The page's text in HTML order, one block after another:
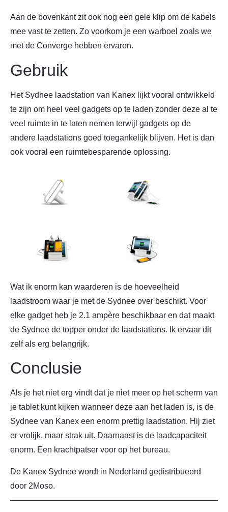
Aan de bovenkant zit ook nog een gele klip om de kabels
mee vast te zetten. Zo voorkom je een warboel zoals we
met de Converge hebben ervaren.
Gebruik
Het Sydnee laadstation van Kanex lijkt vooral ontwikkeld
te zijn om heel veel gadgets op te laden zonder deze al te
veel ruimte in te laten nemen terwijl gadgets op de
andere laadstations goed toegankelijk blijven. Het is dan
ook vooral een ruimtebesparende oplossing.
Wat ik enorm kan waarderen is de hoeveelheid
laadstroom waar je met de Sydnee over beschikt. Voor
elke gadget heb je 2.1 ampère beschikbaar en dat maakt
de Sydnee de topper onder de laadstations. Ik ervaar dit
zelf als erg belangrijk.
Conclusie
Als je het niet erg vindt dat je niet meer op het scherm van
je tablet kunt kijken wanneer deze aan het laden is, is de
Sydnee van Kanex een enorm prettig laadstation. Hij ziet
er vrolijk, maar strak uit. Daarnaast is de laadcapaciteit
enorm. Een krachtpatser voor op het bureau.
De Kanex Sydnee wordt in Nederland gedistribueerd
door 2Moso.